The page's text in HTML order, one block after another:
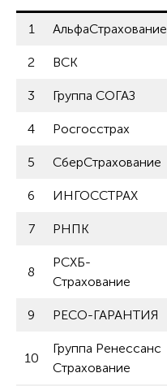
1 АльфаСтрахование
2 ВСК
3 Группа СОГАЗ
4 Росгосстрах
5 СберСтрахование
6 ИНГОССТРАХ
7 РНПК
8
РСХБ-
Страхование
9 РЕСО-ГАРАНТИЯ
10
Группа Ренессанс
Страхование